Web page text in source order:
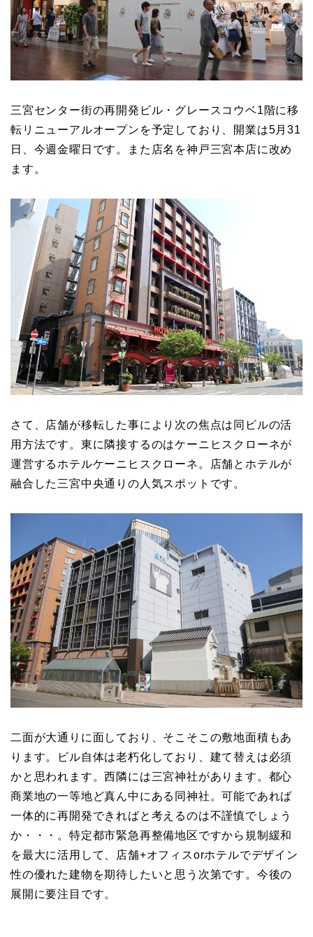
三宮センター街の再開発ビル・グレースコウベ1階に移
転リニューアルオープンを予定しており、開業は5月31
日、今週金曜日です。また店名を神戸三宮本店に改め
ます。
さて、店舗が移転した事により次の焦点は同ビルの活
用方法です。東に隣接するのはケーニヒスクローネが
運営するホテルケーニヒスクローネ。店舗とホテルが
融合した三宮中央通りの人気スポットです。
二面が大通りに面しており、そこそこの敷地面積もあ
ります。ビル自体は老朽化しており、建て替えは必須
かと思われます。西隣には三宮神社があります。都心
商業地の一等地ど真ん中にある同神社。可能であれば
一体的に再開発できればと考えるのは不謹慎でしょう
か・・・。特定都市緊急再整備地区ですから規制緩和
を最大に活用して、店舗+オフィスorホテルでデザイン
性の優れた建物を期待したいと思う次第です。今後の
展開に要注目です。